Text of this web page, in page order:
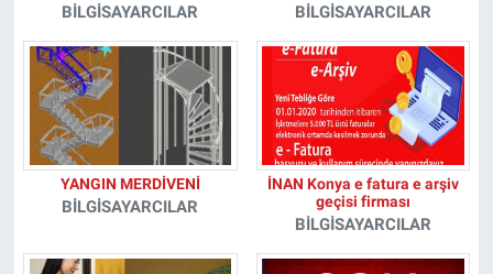
BILGISAYARCILAR BILGISAYARCILAR
YANGIN MERDİVENİ
BILGISAYARCILAR
İNAN Konya e fatura e arşiv
geçisi firması
BILGISAYARCILAR